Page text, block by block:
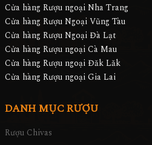
Cửa hàng Rượu ngoại Nha Trang
Cửa hàng Rượu Ngoại Vũng Tàu
Cửa hàng Rượu Ngoại Đà Lạt
Cửa hàng Rượu ngoại Cà Mau
Cửa hàng Rượu ngoại Đăk Lăk
Cửa hàng Rượu ngoại Gia Lai
DANH MỤC RƯỢU
Rượu Chivas